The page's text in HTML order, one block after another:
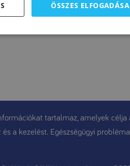
tartalmaz, amelyek
a kezelést. Egészségügyi
ÖSSZES ELFOGADÁSA